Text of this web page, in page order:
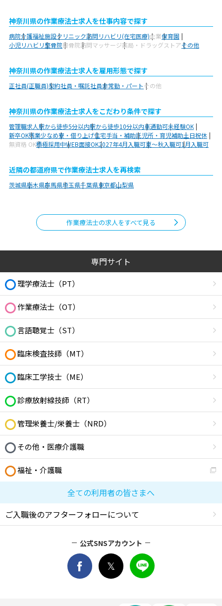
神奈川県の作業療法士求人を仕事内容で探す
病院介護福祉施設クリニック訪問リハビリ(在宅医療)企業保育園
小児リハビリ整骨院接骨院訪問マッサージ薬局・ドラッグストアその他
神奈川県の作業療法士求人を雇用形態で探す
正社員(正職員)契約社員・嘱託社員非常勤・パートその他
神奈川県の作業療法士求人をこだわり条件で探す
管理職求人駅から徒歩5分以内駅から徒歩10分以内車通勤可未経験OK
新卒OK残業少なめ寮・借り上げ住宅手当・補助託児所・育児補助土日祝休
無資格 OK積極採用中WEB面接OK2027年4月入職可夏～秋入職可1月入職可
近隣の都道府県で作業療法士求人を再検索
茨城県栃木県群馬県埼玉県千葉県東京都山梨県
作業療法士の求人をすべて見る
専門サイト
理学療法士（PT）
作業療法士（OT）
言語聴覚士（ST）
臨床検査技師（MT）
臨床工学技士（ME）
診療放射線技師（RT）
管理栄養士/栄養士（NRD）
その他・医療介護職
福祉・介護職
全ての利用者の皆さまへ
ご入職後のアフターフォローについて
公式SNSアカウント